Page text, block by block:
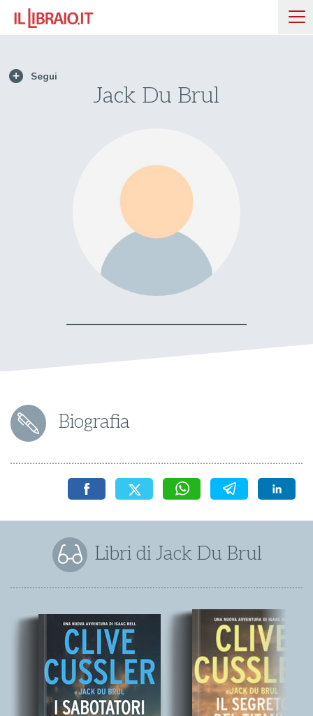
Jack Du Brul
Biografia
Libri di Jack Du Brul